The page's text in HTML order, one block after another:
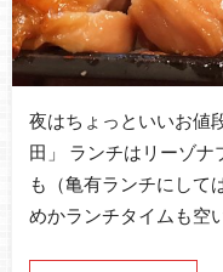
夜はちょっといいお値
田」 ランチはリーゾ
も（亀有ランチにして
めかランチタイムも空